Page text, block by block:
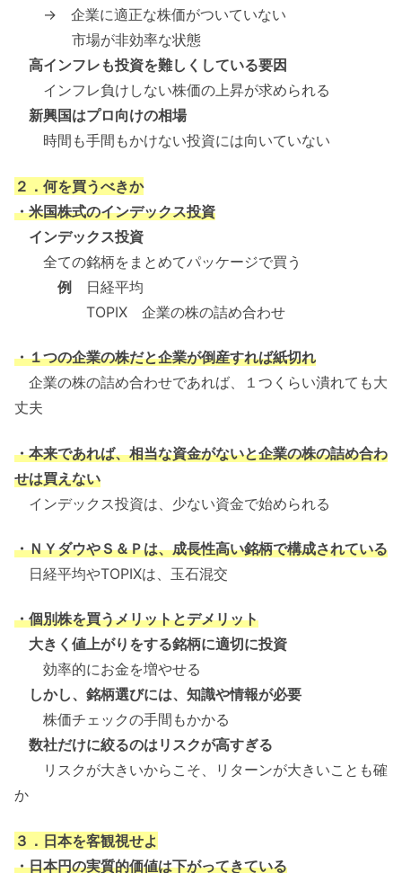
→ 企業に適正な株価がついていない
市場が非効率な状態
高インフレも投資を難しくしている要因
インフレ負けしない株価の上昇が求められる
新興国はプロ向けの相場
時間も手間もかけない投資には向いていない
２．何を買うべきか
・米国株式のインデックス投資
インデックス投資
全ての銘柄をまとめてパッケージで買う
例 日経平均
TOPIX 企業の株の詰め合わせ
・１つの企業の株だと企業が倒産すれば紙切れ
企業の株の詰め合わせであれば、１つくらい潰れても大
丈夫
・本来であれば、相当な資金がないと企業の株の詰め合わ
せは買えない
インデックス投資は、少ない資金で始められる
・ＮＹダウやＳ＆Ｐは、成長性高い銘柄で構成されている
日経平均やTOPIXは、玉石混交
・個別株を買うメリットとデメリット
大きく値上がりをする銘柄に適切に投資
効率的にお金を増やせる
しかし、銘柄選びには、知識や情報が必要
株価チェックの手間もかかる
数社だけに絞るのはリスクが高すぎる
リスクが大きいからこそ、リターンが大きいことも確
か
３．日本を客観視せよ
・日本円の実質的価値は下がってきている